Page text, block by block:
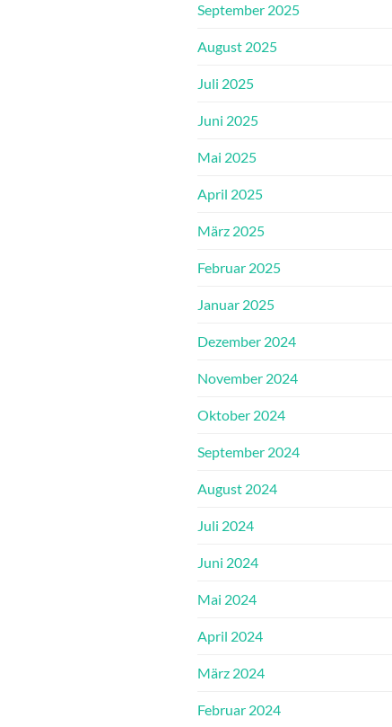
September 2025
August 2025
Juli 2025
Juni 2025
Mai 2025
April 2025
März 2025
Februar 2025
Januar 2025
Dezember 2024
November 2024
Oktober 2024
September 2024
August 2024
Juli 2024
Juni 2024
Mai 2024
April 2024
März 2024
Februar 2024